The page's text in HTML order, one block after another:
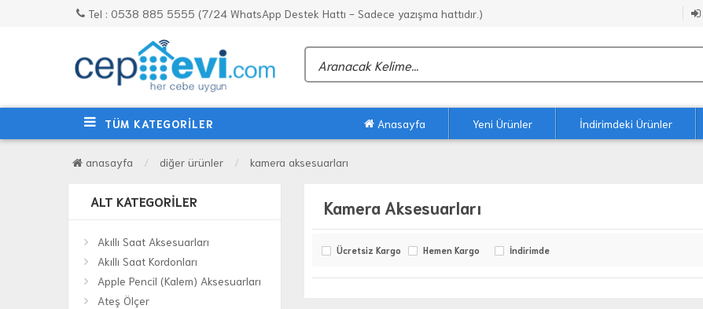
Tel : 0538 885 5555 (7/24 WhatsApp Destek Hattı - Sadece yazışma hattıdır.)
TÜM KATEGORİLER Anasayfa Yeni Ürünler İndirimdeki Ürünler
anasayfa diğer ürünler kamera aksesuarları
ALT KATEGORILER
Akıllı Saat Aksesuarları
Akıllı Saat Kordonları
Apple Pencil (Kalem) Aksesuarları
Ateş Ölçer
Kamera Aksesuarları
Ücretsiz Kargo Hemen Kargo İndirimde